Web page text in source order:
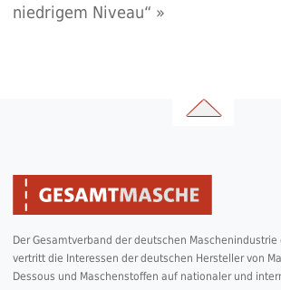
niedrigem Niveau“ »
Der Gesamtverband der deutschen Maschenindustrie
vertritt die Interessen der deutschen Hersteller von
Dessous und Maschenstoffen auf nationaler und